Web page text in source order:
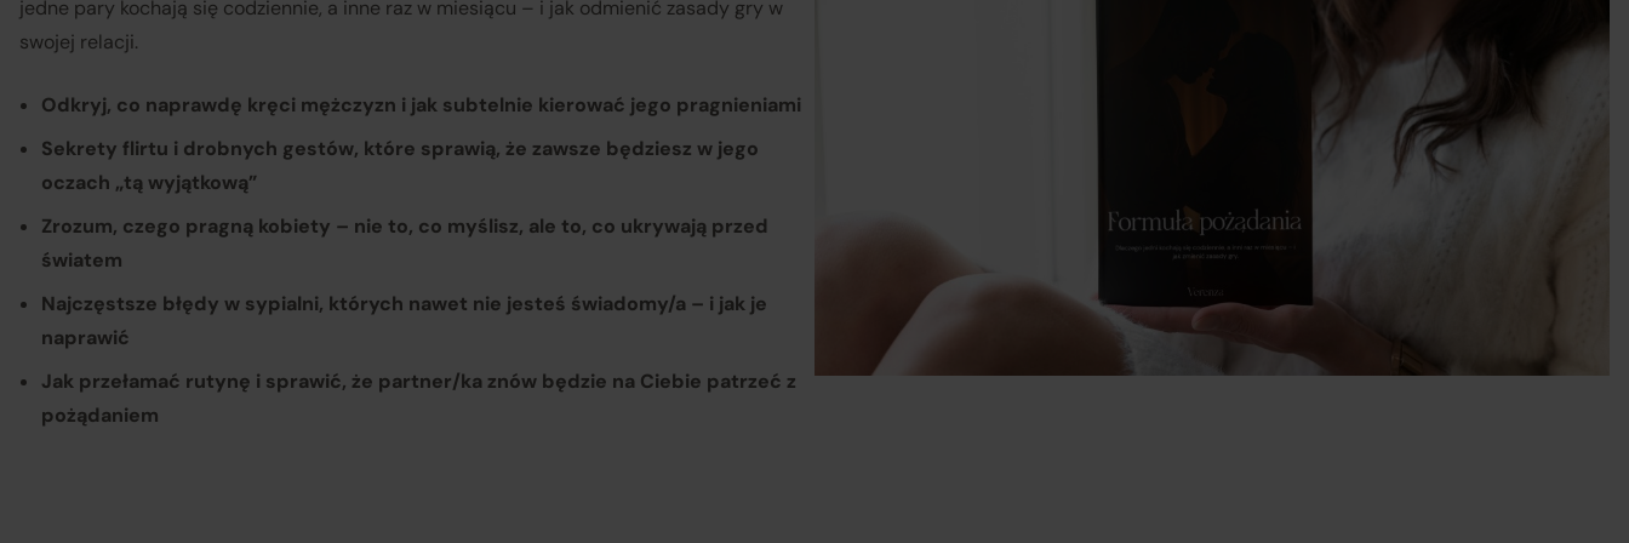
jedne pary kochają się codziennie, a inne raz w miesiącu – i jak odmienić zasady gry w
swojej relacji.
Odkryj, co naprawdę kręci mężczyzn i jak subtelnie kierować jego pragnieniami
Sekrety flirtu i drobnych gestów, które sprawią, że zawsze będziesz w jego
oczach „tą wyjątkową”
Zrozum, czego pragną kobiety – nie to, co myślisz, ale to, co ukrywają przed
światem
Najczęstsze błędy w sypialni, których nawet nie jesteś świadomy/a – i jak je
naprawić
Jak przełamać rutynę i sprawić, że partner/ka znów będzie na Ciebie patrzeć z
pożądaniem
obsługuje odstąpienie od umowy pośrednictwa;
sprzedaży;
koordynuje proces odstąpienia od umowy sprzedaży– w tym
przyjmuje oświadczenia Klientów, potwierdza adres Sprzedawcy
do zwrotu towaru oraz dokonuje zwrotu ceny i kosztów dostawy.